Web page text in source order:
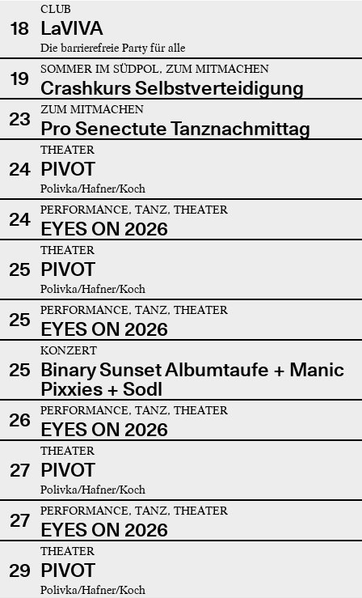
18
CLUB
LaVIVA
Die barrierefreie Party für alle
19 SOMMER IM SÜDPOL, ZUM MITMACHEN
Crashkurs Selbstverteidigung
23
ZUM MITMACHEN
Pro Senectute Tanznachmittag
24
THEATER
PIVOT
Polivka/Hafner/Koch
24 PERFORMANCE, TANZ, THEATER
EYES ON 2026
25
THEATER
PIVOT
Polivka/Hafner/Koch
25 PERFORMANCE, TANZ, THEATER
EYES ON 2026
25
KONZERT
Binary Sunset Albumtaufe + Manic
Pixxies + Sodl
26
PERFORMANCE, TANZ, THEATER
EYES ON 2026
27
THEATER
PIVOT
Polivka/Hafner/Koch
27 PERFORMANCE, TANZ, THEATER
EYES ON 2026
29
THEATER
PIVOT
Polivka/Hafner/Koch